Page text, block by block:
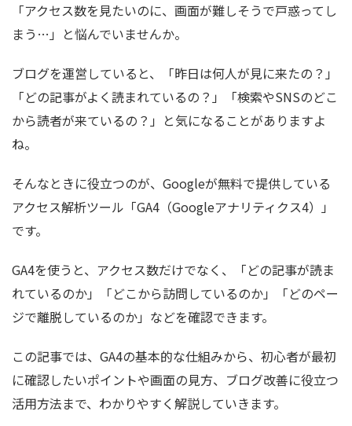
「アクセス数を見たいのに、画面が難しそうで戸惑ってし
まう…」と悩んでいませんか。
ブログを運営していると、「昨日は何人が見に来たの？」
「どの記事がよく読まれているの？」「検索やSNSのどこ
から読者が来ているの？」と気になることがありますよ
ね。
そんなときに役立つのが、Googleが無料で提供している
アクセス解析ツール「GA4（Googleアナリティクス4）」
です。
GA4を使うと、アクセス数だけでなく、「どの記事が読ま
れているのか」「どこから訪問しているのか」「どのペー
ジで離脱しているのか」などを確認できます。
この記事では、GA4の基本的な仕組みから、初心者が最初
に確認したいポイントや画面の見方、ブログ改善に役立つ
活用方法まで、わかりやすく解説していきます。